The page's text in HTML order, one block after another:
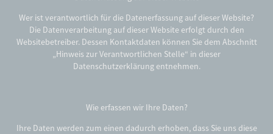
Wer ist verantwortlich für die Datenerfassung auf dieser Website?
Die Datenverarbeitung auf dieser Website erfolgt durch den
Websitebetreiber. Dessen Kontaktdaten können Sie dem Abschnitt
„Hinweis zur Verantwortlichen Stelle“ in dieser
Datenschutzerklärung entnehmen.
Wie erfassen wir Ihre Daten?
Ihre Daten werden zum einen dadurch erhoben, dass Sie uns diese